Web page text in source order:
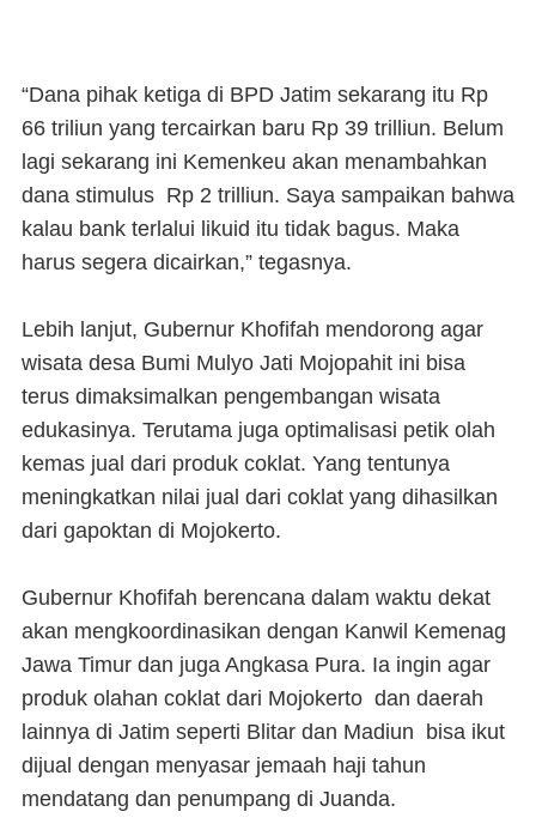
“Dana pihak ketiga di BPD Jatim sekarang itu Rp
66 triliun yang tercairkan baru Rp 39 trilliun. Belum
lagi sekarang ini Kemenkeu akan menambahkan
dana stimulus Rp 2 trilliun. Saya sampaikan bahwa
kalau bank terlalui likuid itu tidak bagus. Maka
harus segera dicairkan,” tegasnya.
Lebih lanjut, Gubernur Khofifah mendorong agar
wisata desa Bumi Mulyo Jati Mojopahit ini bisa
terus dimaksimalkan pengembangan wisata
edukasinya. Terutama juga optimalisasi petik olah
kemas jual dari produk coklat. Yang tentunya
meningkatkan nilai jual dari coklat yang dihasilkan
dari gapoktan di Mojokerto.
Gubernur Khofifah berencana dalam waktu dekat
akan mengkoordinasikan dengan Kanwil Kemenag
Jawa Timur dan juga Angkasa Pura. Ia ingin agar
produk olahan coklat dari Mojokerto dan daerah
lainnya di Jatim seperti Blitar dan Madiun bisa ikut
dijual dengan menyasar jemaah haji tahun
mendatang dan penumpang di Juanda.